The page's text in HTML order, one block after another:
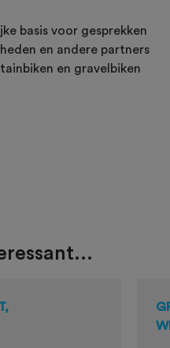
basis voor gesprekken
en andere partners
en gravelbiken